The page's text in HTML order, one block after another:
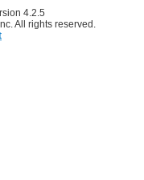
4.2.5
All rights reserved.